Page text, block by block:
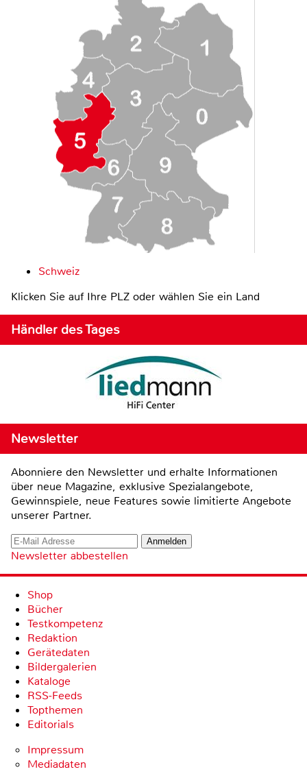
Schweiz
Klicken Sie auf Ihre PLZ oder wählen Sie ein Land
Händler des Tages
Newsletter
Abonniere den Newsletter und erhalte Informationen
über neue Magazine, exklusive Spezialangebote,
Gewinnspiele, neue Features sowie limitierte Angebote
unserer Partner.
Newsletter abbestellen
Shop
Bücher
Testkompetenz
Redaktion
Gerätedaten
Bildergalerien
Kataloge
RSS-Feeds
Topthemen
Editorials
Impressum
Mediadaten